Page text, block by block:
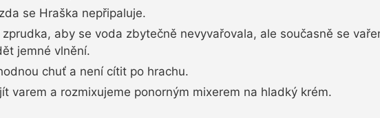
se Hraška nepřipaluje.
aby se voda zbytečně nevyvařovala, ale současně se
jemné vlnění.
chuť a není cítit po hrachu.
varem a rozmixujeme ponorným mixerem na hladký krém.